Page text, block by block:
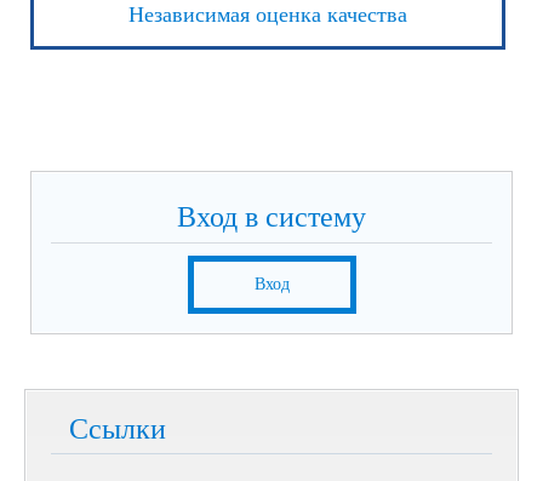
Независимая оценка качества
Вход в систему
Вход
Ссылки